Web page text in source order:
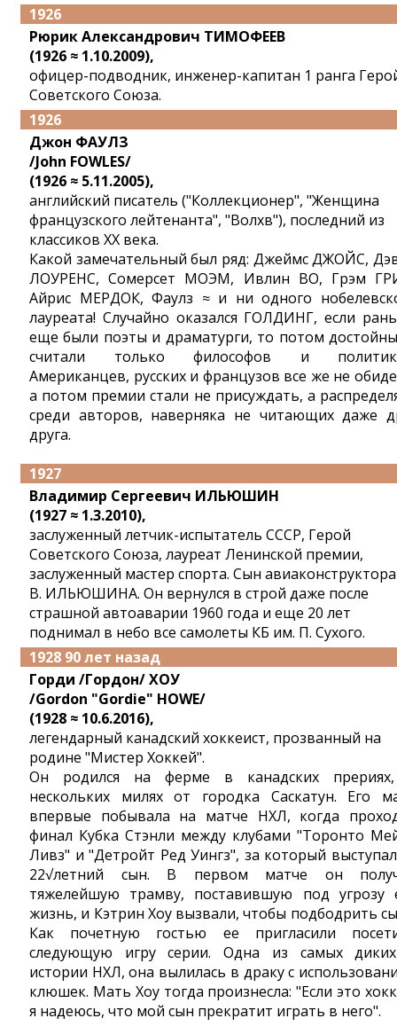
1926
Рюрик Александрович ТИМОФЕЕВ
(1926 ≈ 1.10.2009),
офицер-подводник, инженер-капитан 1 ранга
Советского Союза.
1926
Джон ФАУЛЗ
/John FOWLES/
(1926 ≈ 5.11.2005),
английский писатель ("Коллекционер", "Женщина
французского лейтенанта", "Волхв"), последний из
классиков XX века.
Какой замечательный был ряд: Джеймс ДЖОЙС,
ЛОУРЕНС, Сомерсет МОЭМ, Ивлин ВО, Грэм
Айрис МЕРДОК, Фаулз ≈ и ни одного
лауреата! Случайно оказался ГОЛДИНГ, если
еще были поэты и драматурги, то потом
считали только философов и
Американцев, русских и французов все же не
а потом премии стали не присуждать, а
среди авторов, наверняка не читающих даже
друга.
1927
Владимир Сергеевич ИЛЬЮШИН
(1927 ≈ 1.3.2010),
заслуженный летчик-испытатель СССР, Герой
Советского Союза, лауреат Ленинской премии,
заслуженный мастер спорта. Сын
В. ИЛЬЮШИНА. Он вернулся в строй даже после
страшной автоаварии 1960 года и еще 20 лет
поднимал в небо все самолеты КБ им. П. Сухого.
1928 90 лет назад
Горди /Гордон/ ХОУ
/Gordon "Gordie" HOWE/
(1928 ≈ 10.6.2016),
легендарный канадский хоккеист, прозванный на
родине "Мистер Хоккей".
Он родился на ферме в канадских
нескольких милях от городка Саскатун. Его
впервые побывала на матче НХЛ, когда
финал Кубка Стэнли между клубами "Торонто
Ливз" и "Детройт Ред Уингз", за который
22√летний сын. В первом матче он
тяжелейшую трамву, поставившую под угрозу
жизнь, и Кэтрин Хоу вызвали, чтобы подбодрить
Как почетную гостью ее пригласили
следующую игру серии. Одна из самых
истории НХЛ, она вылилась в драку с
клюшек. Мать Хоу тогда произнесла: "Если это
я надеюсь, что мой сын прекратит играть в него".